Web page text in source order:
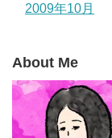
2009年10月
About Me